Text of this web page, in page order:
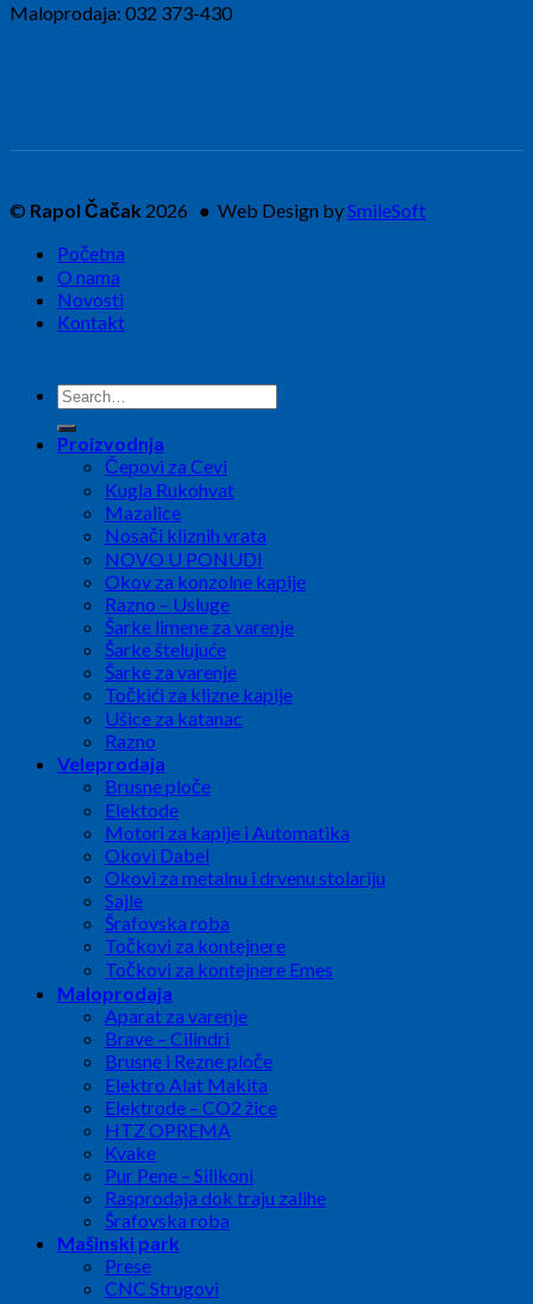
Maloprodaja: 032 373-430
© Rapol Čačak 2026 ● Web Design bySmileSoft
Početna
O nama
Novosti
Kontakt
Search
for:
Proizvodnja
Čepovi za Cevi
Kugla Rukohvat
Mazalice
Nosači kliznih vrata
NOVO U PONUDI
Okov za konzolne kapije
Razno – Usluge
Šarke limene za varenje
Šarke štelujuće
Šarke za varenje
Točkići za klizne kapije
Ušice za katanac
Razno
Veleprodaja
Brusne ploče
Elektode
Motori za kapije i Automatika
Okovi Dabel
Okovi za metalnu i drvenu stolariju
Sajle
Šrafovska roba
Točkovi za kontejnere
Točkovi za kontejnere Emes
Maloprodaja
Aparat za varenje
Brave – Cilindri
Brusne i Rezne ploče
Elektro Alat Makita
Elektrode – CO2 žice
HTZ OPREMA
Kvake
Pur Pene – Silikoni
Rasprodaja dok traju zalihe
Šrafovska roba
Mašinski park
Prese
CNC Strugovi